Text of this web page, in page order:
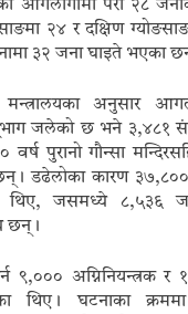
मुख्यमन्त्री प्रेमसिंह
दिल्लीमा भाजपा राष्ट्रिय
नितिन नवीनसँग भेट
10 January 2026
मुख्यमन्त्री तामाङले गरे
तथा न्याय राज्यमन्त्री
मेघवालसँग नयाँ भेट
10 January 2026
आगलागीमा परी २८
२४ र दक्षिण
३२ जना घाइते भएका
अनुसार
जलेको छ भने ३,४८१
पुरानो गौन्सा
छन्। डढेलोका कारण
थिए, जसमध्ये ८,५३६
छन्।
९,००० अग्निनियन्त्रक र
थिए। घटनाका